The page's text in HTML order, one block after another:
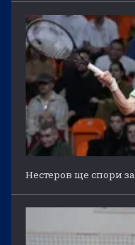
Нестеров ще спори